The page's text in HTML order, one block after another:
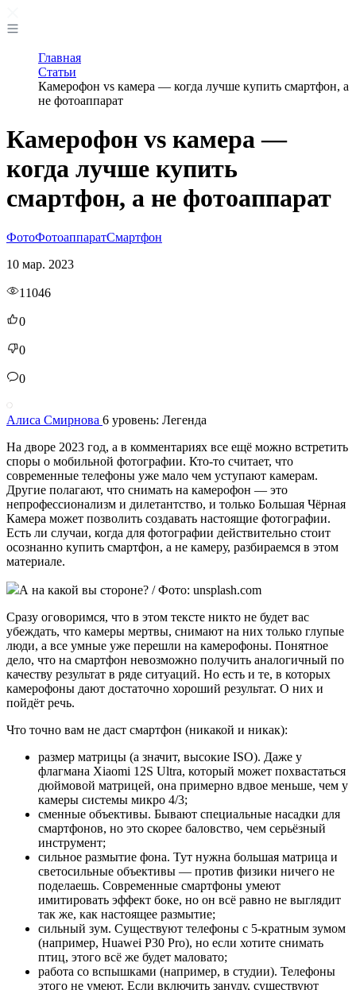
Главная
Статьи
Камерофон vs камера — когда лучше купить смартфон, а
не фотоаппарат
Камерофон vs камера —
когда лучше купить
смартфон, а не фотоаппарат
ФотоФотоаппаратСмартфон
10 мар. 2023
11046
0
0
0
Алиса Смирнова 6 уровень: Легенда
На дворе 2023 год, а в комментариях все ещё можно встретить
споры о мобильной фотографии. Кто-то считает, что
современные телефоны уже мало чем уступают камерам.
Другие полагают, что снимать на камерофон — это
непрофессионализм и дилетантство, и только Большая Чёрная
Камера может позволить создавать настоящие фотографии.
Есть ли случаи, когда для фотографии действительно стоит
осознанно купить смартфон, а не камеру, разбираемся в этом
материале.
А на какой вы стороне? / Фото: unsplash.com
Сразу оговоримся, что в этом тексте никто не будет вас
убеждать, что камеры мертвы, снимают на них только глупые
люди, а все умные уже перешли на камерофоны. Понятное
дело, что на смартфон невозможно получить аналогичный по
качеству результат в ряде ситуаций. Но есть и те, в которых
камерофоны дают достаточно хороший результат. О них и
пойдёт речь.
Что точно вам не даст смартфон (никакой и никак):
размер матрицы (а значит, высокие ISO). Даже у
флагмана Xiaomi 12S Ultra, который может похвастаться
дюймовой матрицей, она примерно вдвое меньше, чем у
камеры системы микро 4/3;
сменные объективы. Бывают специальные насадки для
смартфонов, но это скорее баловство, чем серьёзный
инструмент;
сильное размытие фона. Тут нужна большая матрица и
светосильные объективы — против физики ничего не
поделаешь. Современные смартфоны умеют
имитировать эффект боке, но он всё равно не выглядит
так же, как настоящее размытие;
сильный зум. Существуют телефоны с 5-кратным зумом
(например, Huawei P30 Pro), но если хотите снимать
птиц, этого всё же будет маловато;
работа со вспышками (например, в студии). Телефоны
этого не умеют. Если включить зануду, существуют